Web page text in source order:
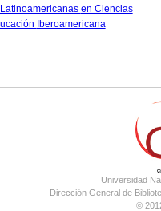
PERIÓDICA. Índice de Revistas Latinoamericanas en Ciencias
IRESIE. Base de datos sobre Educación Iberoamericana
Universidad
Dirección General de
©